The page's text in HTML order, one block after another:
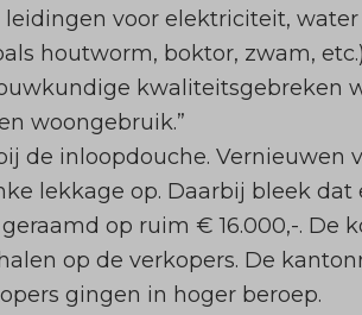
voor elektriciteit,
houtworm, boktor, zwam,
kwaliteitsgebreken
woongebruik.”
de inloopdouche. Vernieuwen
lekkage op. Daarbij bleek
op ruim € 16.000,-. De
op de verkopers. De
gingen in hoger beroep.